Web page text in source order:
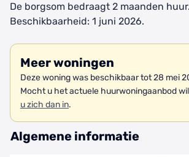
De borgsom bedraagt 2 maanden huur.
Beschikbaarheid: 1 juni 2026.
Meer woningen
Deze woning was beschikbaar tot 28 mei
Mocht u het actuele huurwoningaanbod
u zich dan in.
Algemene informatie